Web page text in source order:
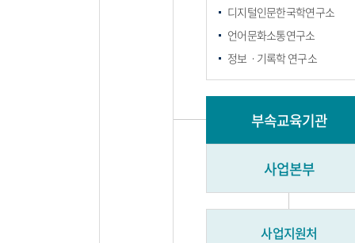
디지털인문한국학연구소
언어문화소통연구소
정보ㆍ기록학 연구소
부속교육기관
사업본부
사업지원처